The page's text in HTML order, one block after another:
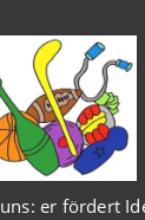
er fördert